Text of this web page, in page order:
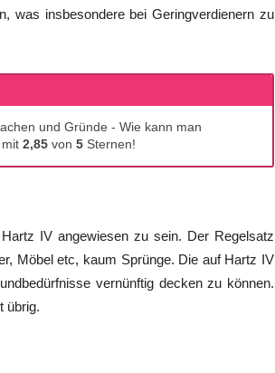
was insbesondere bei Geringverdienern zu
und Gründe - Wie kann man
2,85 von 5 Sternen!
IV angewiesen zu sein. Der Regelsatz
Möbel etc, kaum Sprünge. Die auf Hartz IV
vernünftig decken zu können.
übrig.